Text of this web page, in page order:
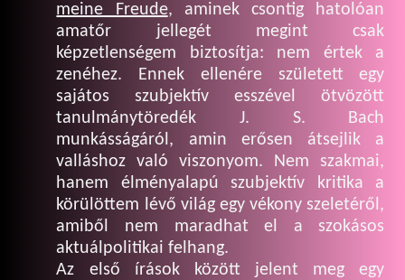
meine Freude, aminek csontig hatolóan
amatőr jellegét megint csak
képzetlenségem biztosítja: nem értek a
zenéhez. Ennek ellenére született egy
sajátos szubjektív esszével ötvözött
tanulmánytöredék J. S. Bach
munkásságáról, amin erősen átsejlik a
valláshoz való viszonyom. Nem szakmai,
hanem élményalapú szubjektív kritika a
körülöttem lévő világ egy vékony szeletéről,
amiből nem maradhat el a szokásos
aktuálpolitikai felhang.
Az első írások között jelent meg egy